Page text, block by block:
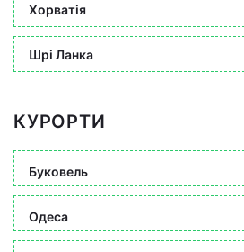
Хорватія
Шрі Ланка
КУРОРТИ
Буковель
Одеса